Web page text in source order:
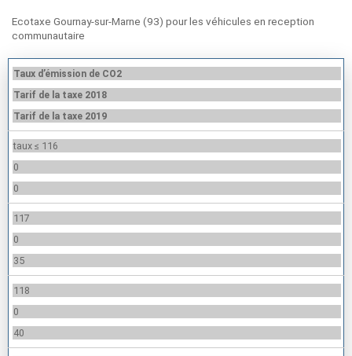
Ecotaxe Gournay-sur-Marne (93) pour les véhicules en reception
communautaire
Taux d’émission de CO2
Tarif de la taxe 2018
Tarif de la taxe 2019
taux ≤ 116
0
0
117
0
35
118
0
40